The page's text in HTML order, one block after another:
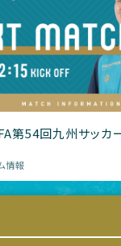
第54回九州サッカ
情報